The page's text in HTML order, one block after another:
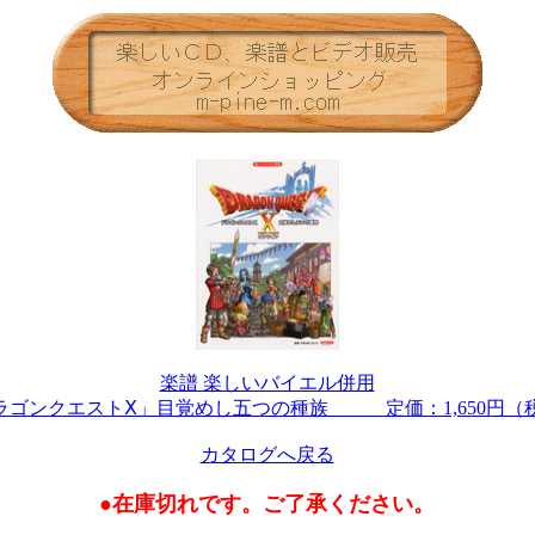
楽譜 楽しいバイエル併用
ゴンクエストⅩ」目覚めし五つの種族 定価：1,650円（
カタログへ戻る
●在庫切れです。ご了承ください。